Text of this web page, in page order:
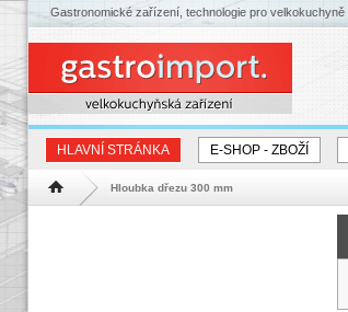
HLAVNÍ STRÁNKA E-SHOP - ZBOŽÍ
Hlavní stránka Hloubka dřezu 300 mm
Gastronomické zařízení, technologie pro velkokuchyně